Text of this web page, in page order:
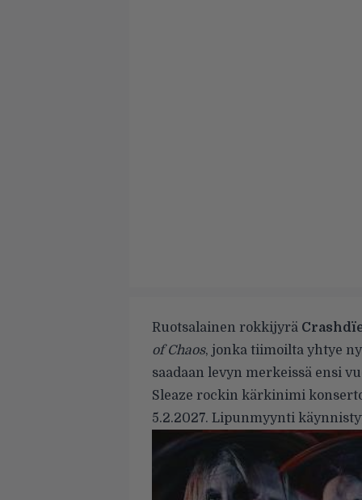
Ruotsalainen rokkijyrä
of Chaos, jonka tiimoilta yhtye
saadaan levyn merkeissä ensi
Sleaze rockin kärkinimi
5.2.2027. Lipunmyynti